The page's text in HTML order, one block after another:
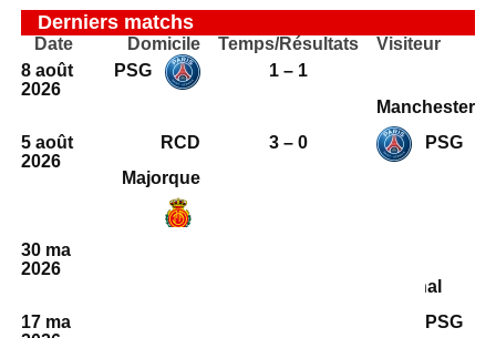
Derniers matchs
Date Domicile Temps/Résultats
Visiteur
8 août
2026
PSG
1 – 1
Manchester
5 août
2026
RCD
Majorque
3 – 0 PSG
30 mai
2026
Arsenal
17 mai
PSG